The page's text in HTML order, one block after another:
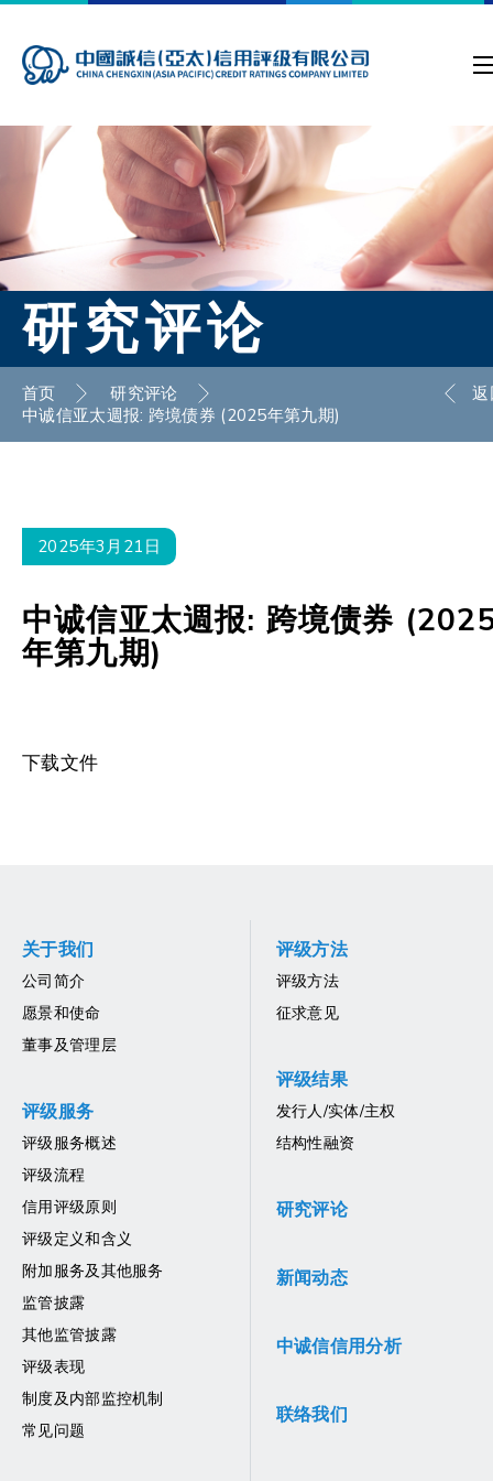
研究评论
首页
研究评论
中诚信亚太週报: 跨境债券 (2025年第九期)
2025年3月21日
中诚信亚太週报: 跨境债券
年第九期)
下载文件
关于我们
公司简介
愿景和使命
董事及管理层
评级服务
评级服务概述
评级流程
信用评级原则
评级定义和含义
附加服务及其他服务
监管披露
其他监管披露
评级表现
制度及内部监控机制
常见问题
评级方法
评级方法
征求意见
评级结果
发行人/实体/主权
结构性融资
研究评论
新闻动态
中诚信信用分析
联络我们